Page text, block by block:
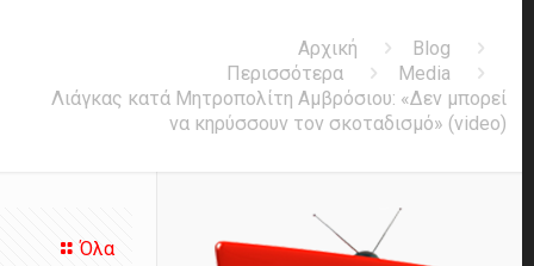
Αρχική
Blog
Περισσότερα
Media
Λιάγκας κατά Μητροπολίτη Αμβρόσιου: «Δεν μπορεί
να κηρύσσουν τον σκοταδισμό» (video)
Όλα